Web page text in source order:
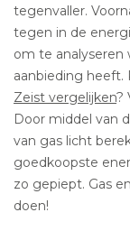
tegenvaller.
tegen in de
om te analyseren
aanbieding heeft.
Zeist vergelijken?
Door middel van
van gas licht
goedkoopste
zo gepiept. Gas
doen!